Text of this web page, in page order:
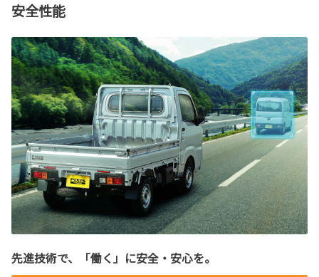
安全性能
先進技術で、「働く」に安全・安心を。